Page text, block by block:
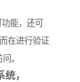
能，还可
在进行验证
。
，